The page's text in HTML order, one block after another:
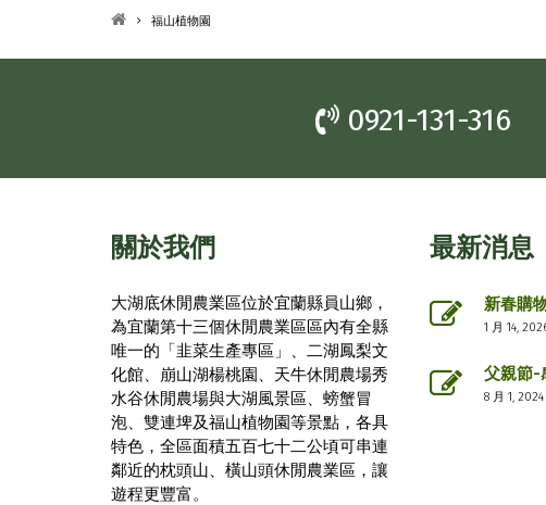
福山植物園
0921-131-316
關於我們
大湖底休閒農業區位於宜蘭縣員山鄉，
為宜蘭第十三個休閒農業區區內有全縣
唯一的「韭菜生產專區」、二湖鳳梨文
化館、崩山湖楊桃園、天牛休閒農場秀
水谷休閒農場與大湖風景區、螃蟹冒
泡、雙連埤及福山植物園等景點，各具
特色，全區面積五百七十二公頃可串連
鄰近的枕頭山、橫山頭休閒農業區，讓
遊程更豐富。
最新消息
新春購
1 月 14,
父親節-
8 月 1, 2024